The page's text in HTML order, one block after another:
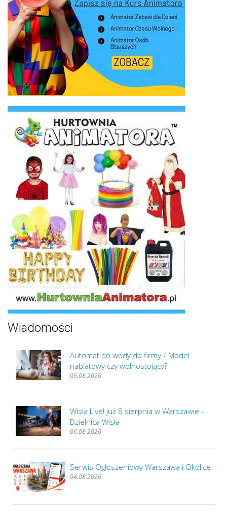
Wiadomości
Automat do wody do firmy ? Model
nablatowy czy wolnostojący?
06.08.2026
Wisła Live! już 8 sierpnia w Warszawie -
Dzielnica Wisła
06.08.2026
Serwis Ogłoszeniowy Warszawa i Okolice
04.08.2026